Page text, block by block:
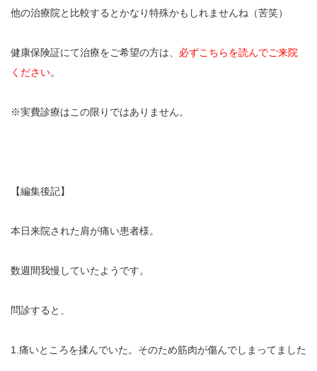
他の治療院と比較するとかなり特殊かもしれませんね（苦笑）
健康保険証にて治療をご希望の方は、 必ずこちらを読んでご来院
ください。
※実費診療はこの限りではありません。
【編集後記】
本日来院された肩が痛い患者様。
数週間我慢していたようです。
問診すると、
1.痛いところを揉んでいた。そのため筋肉が傷んでしまってました